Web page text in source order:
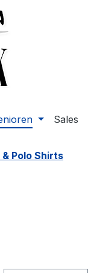
Sales
Polo Shirts